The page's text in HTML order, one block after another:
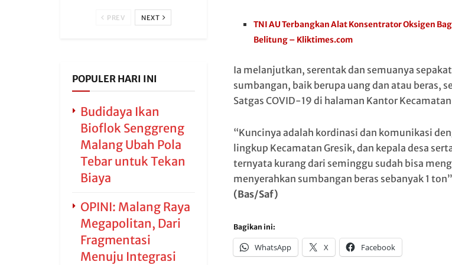
TNI AU Terbangkan Alat Konsentrator Oksigen
Belitung – Kliktimes.com
Ia melanjutkan, serentak dan semuanya
sumbangan, baik berupa uang dan atau beras,
Satgas COVID-19 di halaman Kantor
“Kuncinya adalah kordinasi dan komunikasi
lingkup Kecamatan Gresik, dan kepala desa
ternyata kurang dari seminggu sudah bisa
menyerahkan sumbangan beras sebanyak 1
(Bas/Saf)
Bagikan ini:
WhatsApp X Facebook
PREV NEXT
POPULER HARI INI
Budidaya Ikan
Bioflok Senggreng
Malang Ubah Pola
Tebar untuk Tekan
Biaya
OPINI: Malang Raya
Megapolitan, Dari
Fragmentasi
Menuju Integrasi